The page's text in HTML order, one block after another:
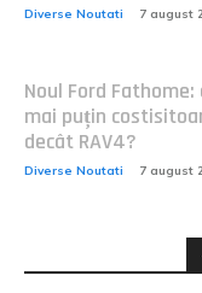
Diverse Noutati 7 august
Noul Ford
mai puțin
decât RAV4?
Diverse Noutati 7 august